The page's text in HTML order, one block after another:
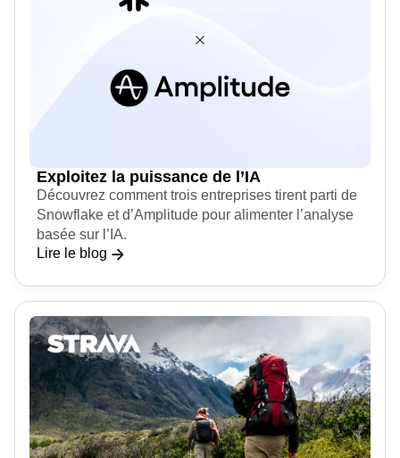
Exploitez la puissance de l’IA
Découvrez comment trois entreprises tirent parti de
Snowflake et d’Amplitude pour alimenter l’analyse
basée sur l’IA.
Lire le blog